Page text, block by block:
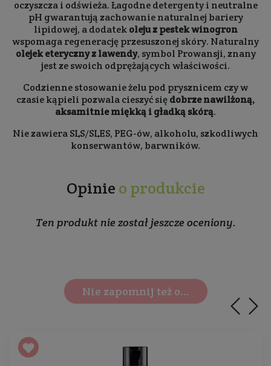
oczyszcza i odświeża. Łagodne detergenty i neutralne
pH gwarantują zachowanie naturalnej bariery
lipidowej, a dodatekoleju z pestek winogron
wspomaga regenerację przesuszonej skóry. Naturalny
olejek eteryczny z lawendy, symbol Prowansji, znany
jest ze swoich odprężających właściwości.
Codzienne stosowanie żelu pod prysznicem czy w
czasie kąpieli pozwala cieszyć siędobrze nawilżoną,
aksamitnie miękką i gładką skórą.
Nie zawiera SLS/SLES, PEG-ów, alkoholu, szkodliwych
konserwantów, barwników.
Opinie o produkcie
Ten produkt nie został jeszcze oceniony.
Nie zapomnij też o...